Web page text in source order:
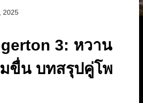
2025
3: หวาน
ขื่น บทสรุปคู่โพ